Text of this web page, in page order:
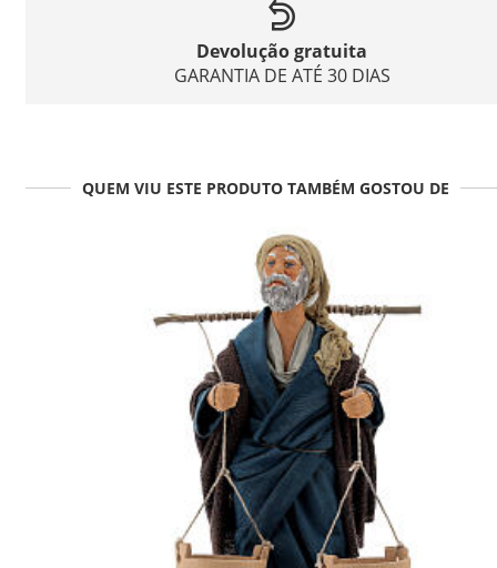
Devolução gratuita
GARANTIA DE ATÉ 30 DIAS
QUEM VIU ESTE PRODUTO TAMBÉM GOSTOU DE